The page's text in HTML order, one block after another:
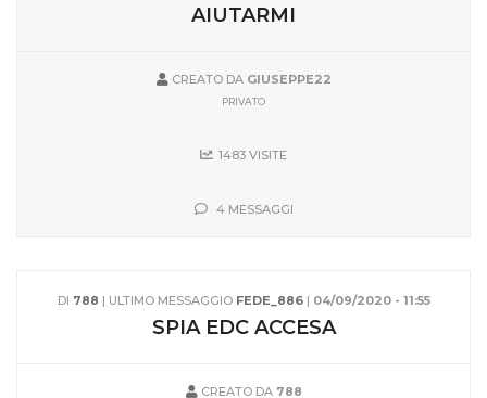
AIUTARMI
CREATO DA GIUSEPPE22
PRIVATO
1483 VISITE
4 MESSAGGI
DI 788 | ULTIMO MESSAGGIO FEDE_886 | 04/09/2020 - 11:55
SPIA EDC ACCESA
CREATO DA 788